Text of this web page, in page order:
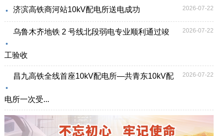
2026-07-22
济滨高铁商河站10kV配电所送电成功
2026-07-22
乌鲁木齐地铁 2 号线北段弱电专业顺利通过竣
工验收
2026-07-22
昌九高铁全线首座10kV配电所—共青东10kV配
电所一次受...